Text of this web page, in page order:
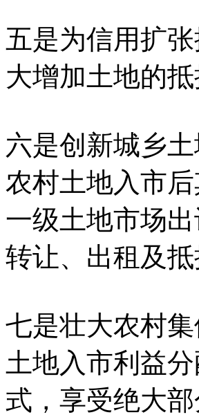
五是为信用扩
大增加土地的抵
六是创新城乡
农村土地入市
一级土地市场
转让、出租及抵
七是壮大农村
土地入市利益
式，享受绝大